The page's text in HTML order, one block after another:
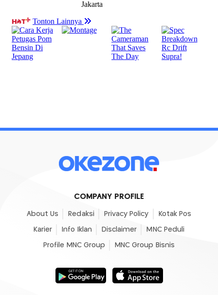
COMPANY PROFILE
About Us Redaksi Privacy Policy Kotak Pos
Karier Info Iklan Disclaimer MNC Peduli
Profile MNC Group MNC Group Bisnis